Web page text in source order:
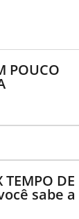
POUCO
TEMPO DE
sabe a